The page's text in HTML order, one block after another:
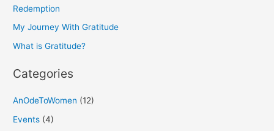
f
o
Redemption
My Journey With Gratitude
What is Gratitude?
Categories
AnOdeToWomen (12)
Events (4)